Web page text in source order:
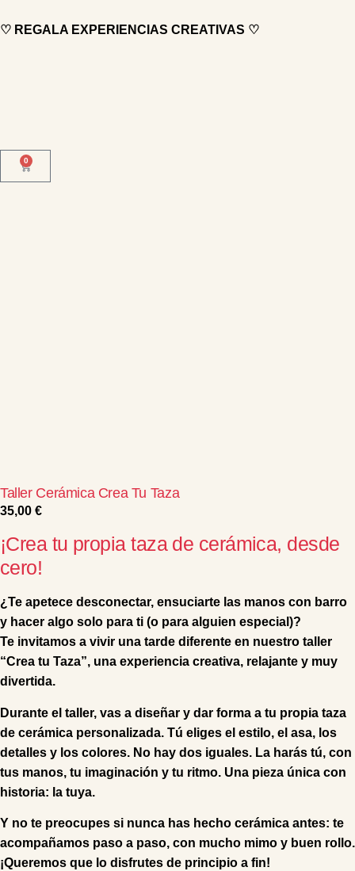
♡ REGALA EXPERIENCIAS CREATIVAS ♡
0
Taller Cerámica Crea Tu Taza
35,00 €
¡Crea tu propia taza de cerámica, desde
cero!
¿Te apetece desconectar, ensuciarte las manos con barro
y hacer algo solo para ti (o para alguien especial)?
Te invitamos a vivir una tarde diferente en nuestro taller
“Crea tu Taza”, una experiencia creativa, relajante y muy
divertida.
Durante el taller, vas a diseñar y dar forma a tu propia taza
de cerámica personalizada. Tú eliges el estilo, el asa, los
detalles y los colores. No hay dos iguales. La harás tú, con
tus manos, tu imaginación y tu ritmo. Una pieza única con
historia: la tuya.
Y no te preocupes si nunca has hecho cerámica antes: te
acompañamos paso a paso, con mucho mimo y buen rollo.
¡Queremos que lo disfrutes de principio a fin!